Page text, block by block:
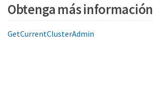
Obtenga más información
GetCurrentClusterAdmin